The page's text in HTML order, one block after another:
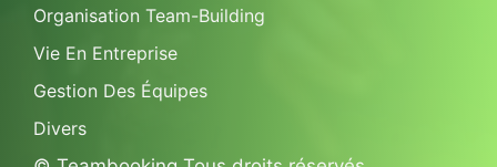
Organisation Team-Building
Vie En Entreprise
Gestion Des Équipes
Divers